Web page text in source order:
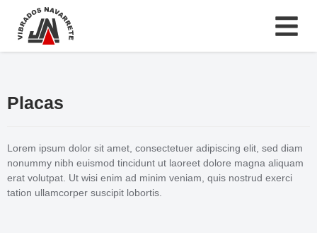
Placas
Lorem ipsum dolor sit amet, consectetuer adipiscing elit, sed diam
nonummy nibh euismod tincidunt ut laoreet dolore magna aliquam
erat volutpat. Ut wisi enim ad minim veniam, quis nostrud exerci
tation ullamcorper suscipit lobortis.